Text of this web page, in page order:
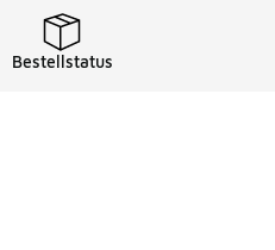
Bestellstatus